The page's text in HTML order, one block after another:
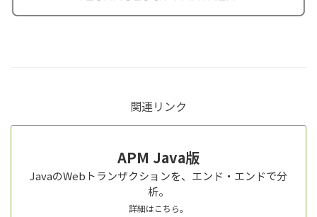
関連リンク
APM Java版
JavaのWebトランザクションを、エンド・エンドで分
析。
詳細はこちら。